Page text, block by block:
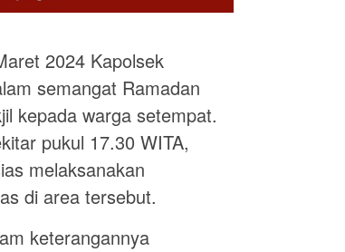
2024 Kapolsek
semangat Ramadan
kepada warga setempat.
pukul 17.30 WITA,
melaksanakan
di area tersebut.
keterangannya